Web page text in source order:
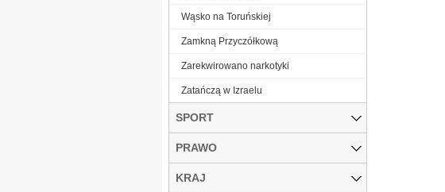
Wąsko na Toruńskiej
Zamkną Przyczółkową
Zarekwirowano narkotyki
Zatańczą w Izraelu
SPORT
PRAWO
KRAJ